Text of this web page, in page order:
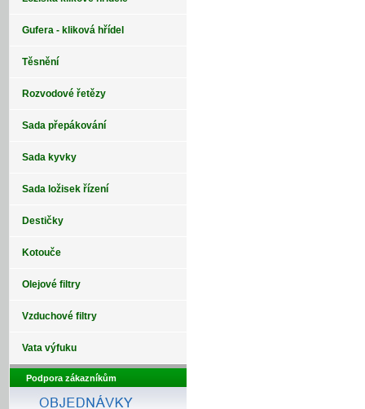
Gufera - kliková hřídel
Těsnění
Rozvodové řetězy
Sada přepákování
Sada kyvky
Sada ložisek řízení
Destičky
Kotouče
Olejové filtry
Vzduchové filtry
Vata výfuku
Podpora zákazníkům